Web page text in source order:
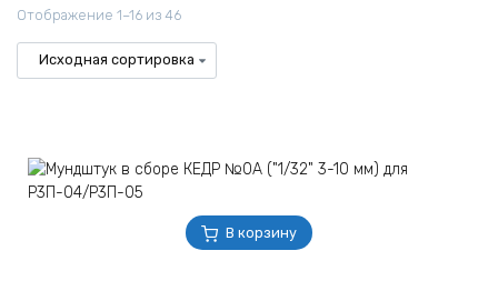
Отображение 1–16 из 46
В корзину